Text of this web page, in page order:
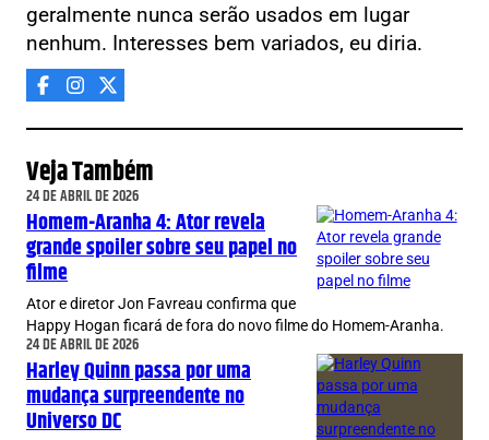
geralmente nunca serão usados em lugar
nenhum. Interesses bem variados, eu diria.
Veja Também
24 DE ABRIL DE 2026
Homem-Aranha 4: Ator revela
grande spoiler sobre seu papel no
filme
Ator e diretor Jon Favreau confirma que
Happy Hogan ficará de fora do novo filme do Homem-Aranha.
24 DE ABRIL DE 2026
Harley Quinn passa por uma
mudança surpreendente no
Universo DC